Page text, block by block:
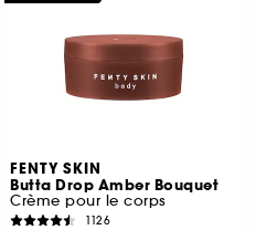
FENTY SKIN
Butta Drop Amber Bouquet
Crème pour le corps
1126